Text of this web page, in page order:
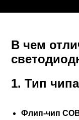
В чем
1.Тип чипа
Флип-чип